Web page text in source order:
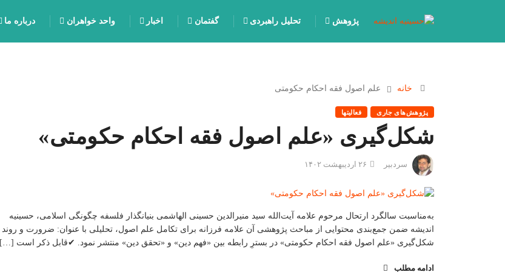
پژوهش تحلیل راهبردی گفتمان اخبار واحد خواهران درباره ما
خانه علم اصول فقه احکام حکومتی
پژوهش‌های جاری فعالیتها
شکل‌گیری «علم اصول فقه احکام حکومتی»
سردبیر
به‌مناسبت سالگرد ارتحال مرحوم علامه آیت‌الله سید منیرالدین حسینی الهاشمی بنیانگذار فلسفه چگونگی اسلامی، حسینیه
اندیشه ضمن جمع‌بندی محتوایی از مباحث پژوهشی آن علامه فرزانه برای تکامل علم اصول، تحلیلی با عنوان: ضرورت و روند
شکل‌گیری «علم اصول فقه احکام حکومتی» در بسترِ رابطه بین «فهم دین» و «تحقق دین» منتشر نمود. ✔قابل ذکر است […]
ادامه مطلب